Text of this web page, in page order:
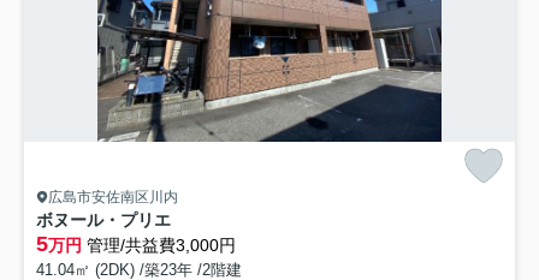
広島市安佐南区川内
ボヌール・プリエ
5万円 管理/共益費3,000円
41.04㎡ (2DK) /築23年 /2階建